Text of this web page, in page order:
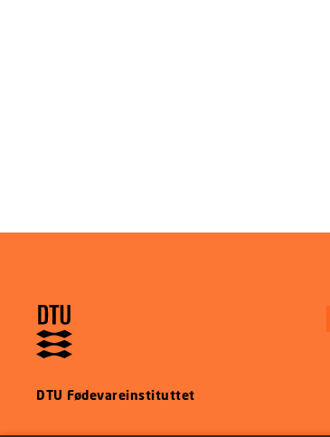
DTU Fødevareinstituttet